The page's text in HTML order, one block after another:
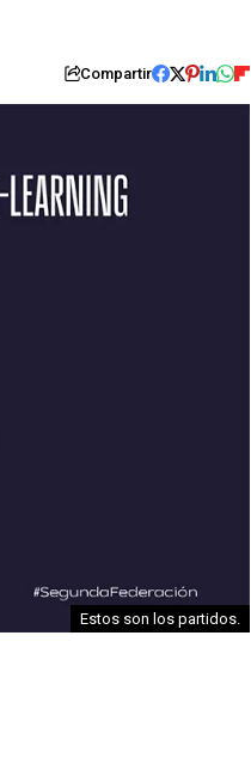
Compartir
Estos son los partidos.